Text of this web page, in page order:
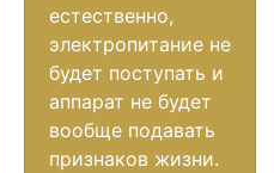
естественно,
электропитание не
будет поступать и
аппарат не будет
вообще подавать
признаков жизни.